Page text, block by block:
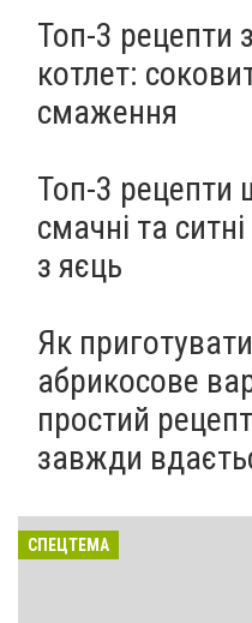
Топ-3 рецепти
котлет:
смаження
Топ-3 рецепти
смачні та
з яєць
Як
абрикосове
простий
завжди
СПЕЦТЕМА